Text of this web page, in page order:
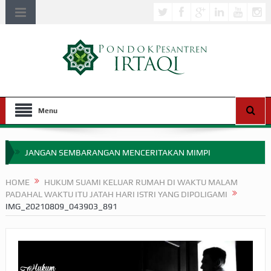
Menu
JANGAN SEMBARANGAN MENCERITAKAN MIMPI
MIMPI YANG DIABAIKAN MENJELANG PERANG BADAR
HAKIKAT NIKMAT DI DUNIA!
HOME
HUKUM SUAMI KELUAR RUMAH DI WAKTU MALAM
PADAHAL WAKTU ITU JATAH HARI ISTRI YANG DIPOLIGAMI
IMG_20210809_043903_891